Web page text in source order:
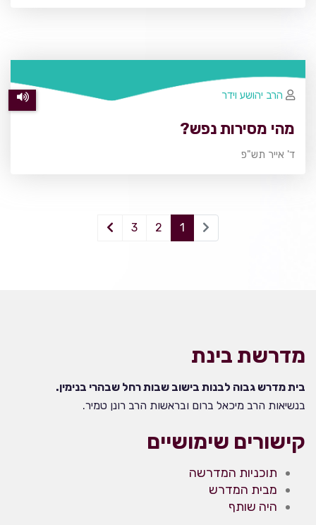
מהי מסירות נפש?
ד' אייר תש"פ
הרב יהושע וידר
1
2
3
מדרשת בינת
בית מדרש גבוה לבנות בישוב שבות רחל שבהרי בנימין.
בנשיאות הרב מיכאל ברום ובראשות הרב רונן טמיר.
קישורים שימושיים
תוכניות המדרשה
מבית המדרש
היה שותף